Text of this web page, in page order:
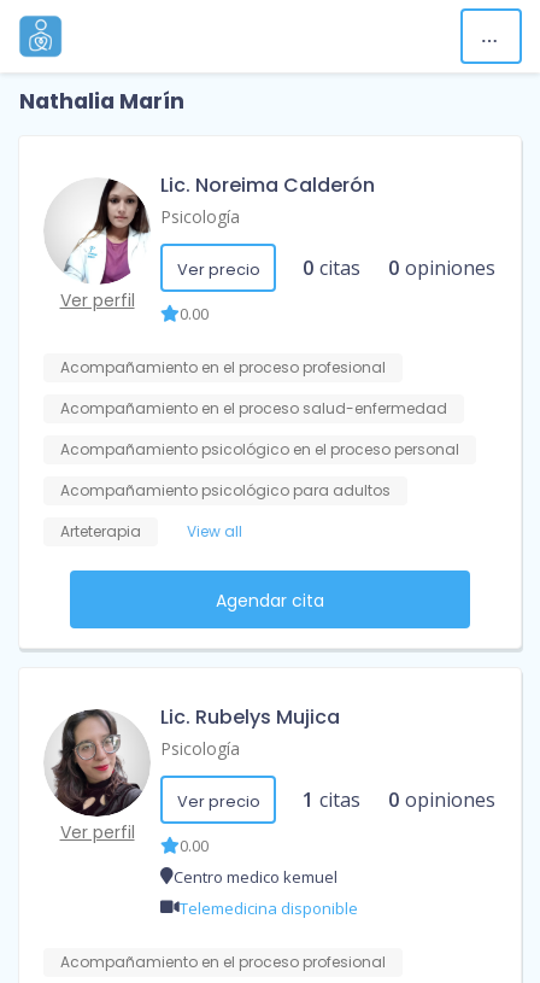
Nathalia Marín
Ver perfil
Lic. Noreima Calderón
Psicología
Ver precio 0 citas 0 opiniones
0.00
Acompañamiento en el proceso profesional
Acompañamiento en el proceso salud-enfermedad
Acompañamiento psicológico en el proceso personal
Acompañamiento psicológico para adultos
Arteterapia
View all
Agendar cita
Ver perfil
Lic. Rubelys Mujica
Psicología
Ver precio 1 citas 0 opiniones
0.00
Centro medico kemuel
Telemedicina disponible
Acompañamiento en el proceso profesional